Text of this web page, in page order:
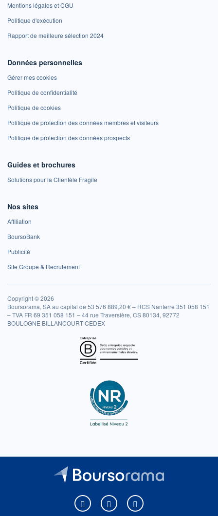
Mentions légales et CGU
Politique d'exécution
Rapport de meilleure sélection 2024
Données personnelles
Gérer mes cookies
Politique de confidentialité
Politique de cookies
Politique de protection des données membres et visiteurs
Politique de protection des données prospects
Guides et brochures
Solutions pour la Clientèle Fragile
Nos sites
Affiliation
BoursoBank
Publicité
Site Groupe & Recrutement
Copyright © 2026
Boursorama, SA au capital de 53 576 889,20 € – RCS Nanterre 351 058 151
– TVA FR 69 351 058 151 – 44 rue Traversière, CS 80134, 92772
BOULOGNE BILLANCOURT CEDEX
Boursorama sur Facebook
Boursorama sur XBoursorama sur